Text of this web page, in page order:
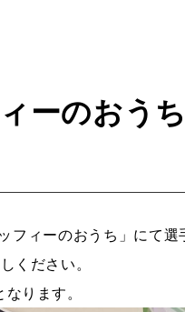
ーのおう
ィーのおうち」にて
ください。
ります。